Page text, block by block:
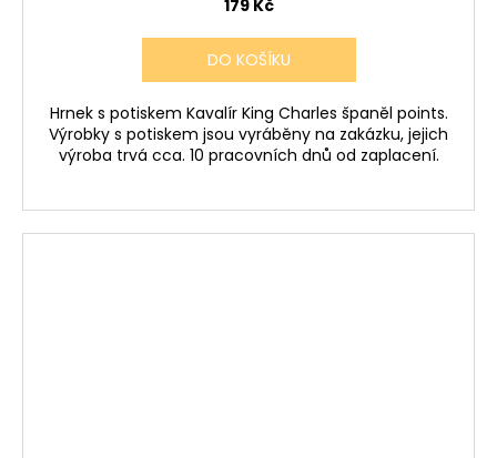
179 Kč
DO KOŠÍKU
Hrnek s potiskem Kavalír King Charles španěl points.
Výrobky s potiskem jsou vyráběny na zakázku, jejich
výroba trvá cca. 10 pracovních dnů od zaplacení.